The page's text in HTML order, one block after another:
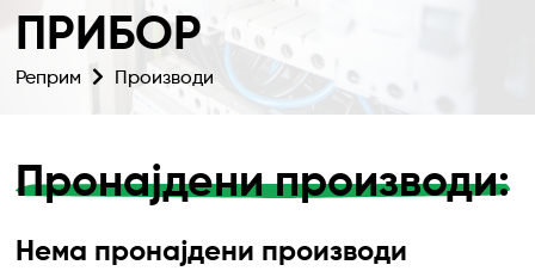
ПРИБОР
Реприм Производи
Пронајдени производи:
Нема пронајдени производи